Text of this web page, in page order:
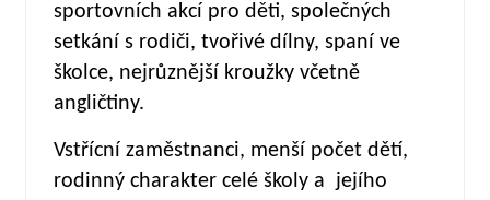
sportovních akcí pro děti, společných
setkání s rodiči, tvořivé dílny, spaní ve
školce, nejrůznější kroužky včetně
angličtiny.
Vstřícní zaměstnanci, menší počet dětí,
rodinný charakter celé školy a jejího